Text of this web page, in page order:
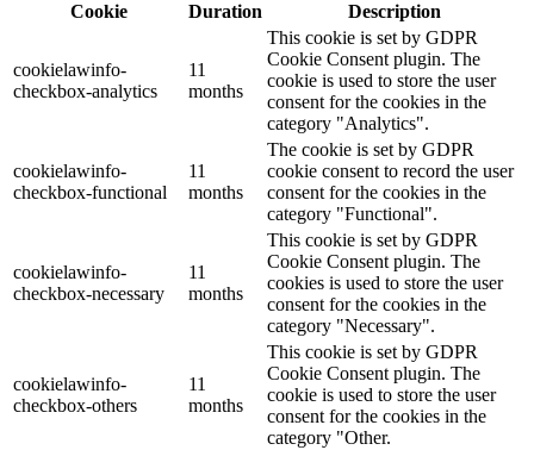
Cookie
Duration Description
cookielawinfo-
checkbox-analytics
11
months
This cookie is set by GDPR
Cookie Consent plugin. The
cookie is used to store the user
consent for the cookies in the
category "Analytics".
cookielawinfo-
checkbox-functional
11
months
The cookie is set by GDPR
cookie consent to record the user
consent for the cookies in the
category "Functional".
cookielawinfo-
checkbox-necessary
11
months
This cookie is set by GDPR
Cookie Consent plugin. The
cookies is used to store the user
consent for the cookies in the
category "Necessary".
cookielawinfo-
checkbox-others
11
months
This cookie is set by GDPR
Cookie Consent plugin. The
cookie is used to store the user
consent for the cookies in the
category "Other.